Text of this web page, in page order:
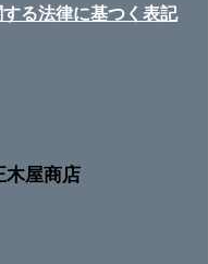
る法律​に基つく表記
木屋商店